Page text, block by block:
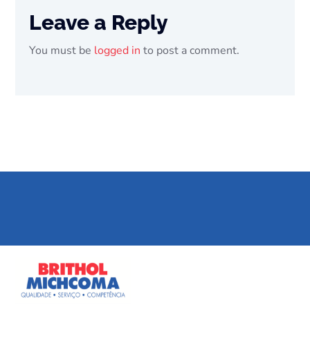
Leave a Reply
You must be logged in to post a comment.